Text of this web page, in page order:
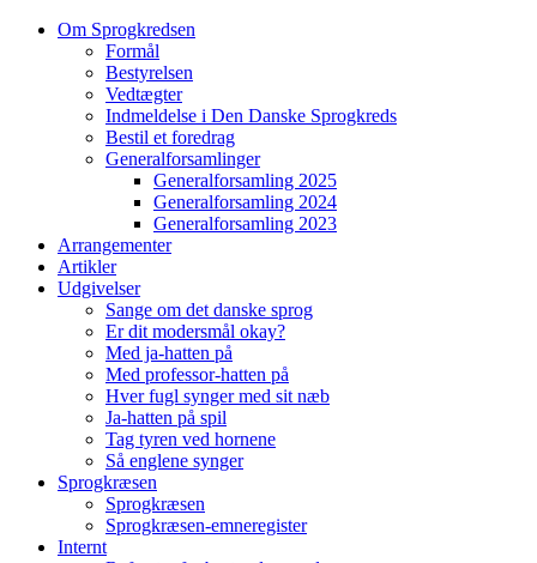
Om Sprogkredsen
Formål
Bestyrelsen
Vedtægter
Indmeldelse i Den Danske Sprogkreds
Bestil et foredrag
Generalforsamlinger
Generalforsamling 2025
Generalforsamling 2024
Generalforsamling 2023
Arrangementer
Artikler
Udgivelser
Sange om det danske sprog
Er dit modersmål okay?
Med ja-hatten på
Med professor-hatten på
Hver fugl synger med sit næb
Ja-hatten på spil
Tag tyren ved hornene
Så englene synger
Sprogkræsen
Sprogkræsen
Sprogkræsen-emneregister
Internt